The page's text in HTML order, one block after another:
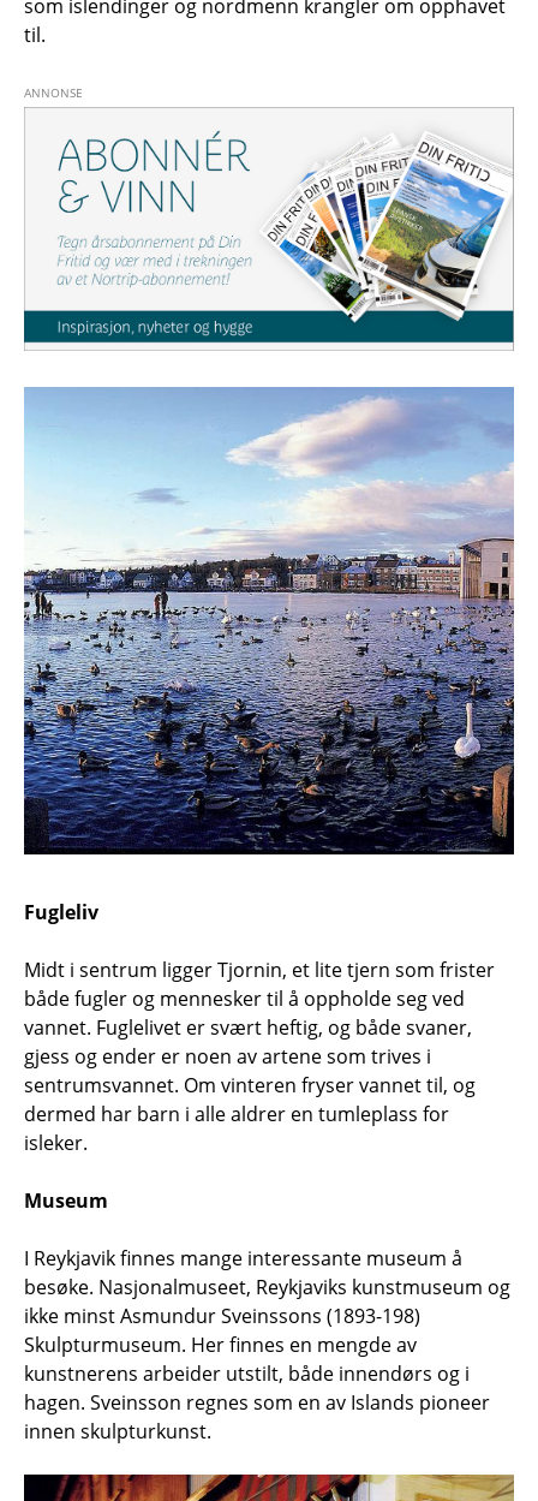
som islendinger og nordmenn krangler om opphavet
til.
Fugleliv
Midt i sentrum ligger Tjornin, et lite tjern som frister
både fugler og mennesker til å oppholde seg ved
vannet. Fuglelivet er svært heftig, og både svaner,
gjess og ender er noen av artene som trives i
sentrumsvannet. Om vinteren fryser vannet til, og
dermed har barn i alle aldrer en tumleplass for
isleker.
Museum
I Reykjavik finnes mange interessante museum å
besøke. Nasjonalmuseet, Reykjaviks kunstmuseum og
ikke minst Asmundur Sveinssons (1893-198)
Skulpturmuseum. Her finnes en mengde av
kunstnerens arbeider utstilt, både innendørs og i
hagen. Sveinsson regnes som en av Islands pioneer
innen skulpturkunst.